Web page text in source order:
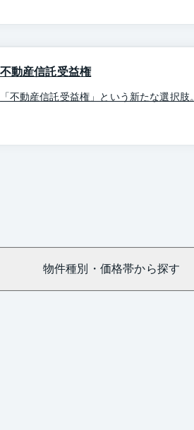
不動産信託受益権
「不動産信託受益権」という新たな選択肢。
物件種別・価格帯から探す